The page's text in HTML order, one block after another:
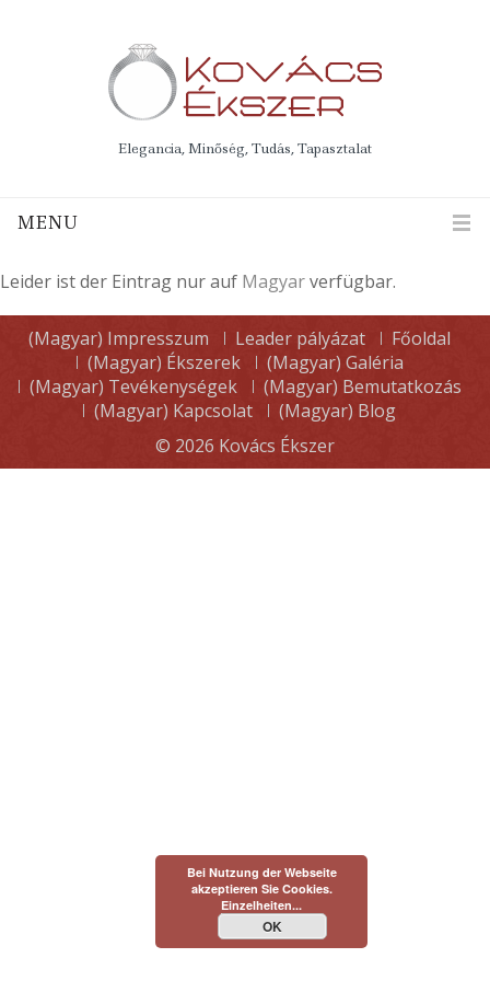
Elegancia, Minőség, Tudás, Tapasztalat
MENU
Leider ist der Eintrag nur auf Magyarverfügbar.
(Magyar) Impresszum Leader pályázat
Főoldal
(Magyar) Ékszerek
(Magyar) Galéria
(Magyar) Tevékenységek
(Magyar) Bemutatkozás
(Magyar) Kapcsolat
(Magyar) Blog
© 2026 Kovács Ékszer
Bei Nutzung der Webseite
akzeptieren Sie Cookies.
Einzelheiten...
OK